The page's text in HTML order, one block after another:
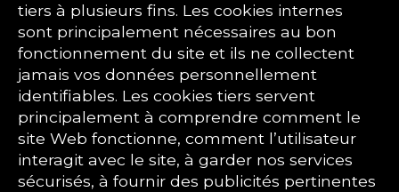
tiers à plusieurs fins. Les cookies internes
sont principalement nécessaires au bon
fonctionnement du site et ils ne collectent
jamais vos données personnellement
identifiables. Les cookies tiers servent
principalement à comprendre comment le
site Web fonctionne, comment l’utilisateur
interagit avec le site, à garder nos services
sécurisés, à fournir des publicités pertinentes